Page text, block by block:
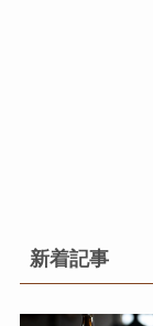
新着記事